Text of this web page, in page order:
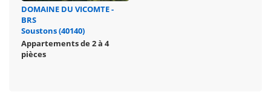
DOMAINE DU VICOMTE -
BRS
Soustons (40140)
Appartements de 2 à 4
pièces